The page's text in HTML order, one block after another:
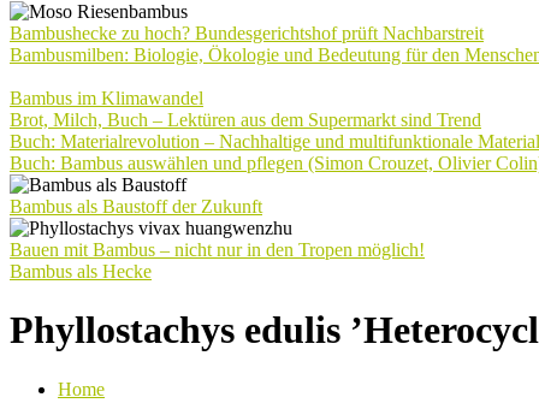
Bambushecke zu hoch? Bundesgerichtshof prüft Nachbarstreit
Bambusmilben: Biologie, Ökologie und Bedeutung für den
Bambus im Klimawandel
Brot, Milch, Buch – Lektüren aus dem Supermarkt sind Trend
Buch: Materialrevolution – Nachhaltige und multifunktionale
Buch: Bambus auswählen und pflegen (Simon Crouzet, Olivier
Bambus als Baustoff der Zukunft
Bauen mit Bambus – nicht nur in den Tropen möglich!
Bambus als Hecke
Phyllostachys edulis
Home